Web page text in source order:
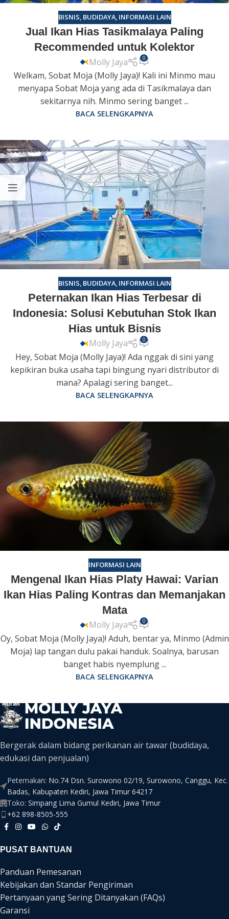
BISNIS, BUDIDAYA, INFORMASI LAIN
Jual Ikan Hias Tasikmalaya Paling
Recommended untuk Kolektor
Molly Jaya 0
Welkam, Sobat Moja (Molly Jaya)! Kali ini Minmo mau
menyapa Sobat Moja yang ada di Tasikmalaya dan
sekitarnya nih. Minmo sering banget ...
BACA SELENGKAPNYA
BISNIS, BUDIDAYA, INFORMASI LAIN
Peternakan Ikan Hias Terbesar di
Indonesia: Solusi Kebutuhan Stok Ikan
Hias untuk Bisnis
Molly Jaya 0
Hey, Sobat Moja (Molly Jaya)! Ada nggak di sini yang
kepikiran buka usaha tapi bingung nyari distributor di
mana? Apalagi sering banget...
BACA SELENGKAPNYA
INFORMASI LAIN
Mengenal Ikan Hias Platy Hawai: Varian
Ikan Hias Paling Kontras dan Memanjakan
Mata
Molly Jaya 0
Oy, Sobat Moja (Molly Jaya)! Aduh, bentar ya, Minmo (Admin
Moja) lap tangan dulu pakai handuk. Soalnya, barusan
banget habis nyemplung ...
BACA SELENGKAPNYA
Bergerak dalam bidang perikanan air tawar (budidaya,
edukasi dan penjualan)
Peternakan: No.74 Dsn. Surowono 02/19, Surowono, Canggu, Kec.
Badas, Kabupaten Kediri, Jawa Timur 64217
Toko: Simpang Lima Gumul Kediri, Jawa Timur
+62 898-8505-555
PUSAT BANTUAN
Panduan Pemesanan
Kebijakan dan Standar Pengiriman
Pertanyaan yang Sering Ditanyakan (FAQs)
Garansi